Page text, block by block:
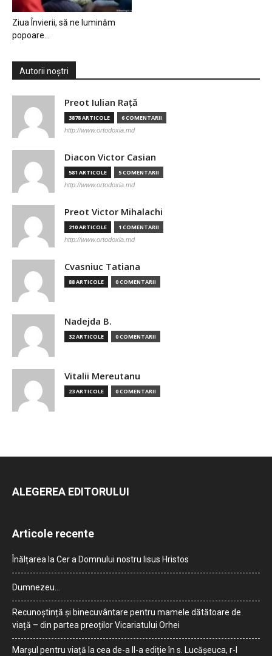
Ziua Învierii, să ne luminăm
popoare…
Autorii noștri
Preot Iulian Raţă
3878 ARTICOLE 6 COMENTARII
http://www.ortodoxia.md
Diacon Victor Casian
581 ARTICOLE 5 COMENTARII
http://www.ortodoxia.md
Preot Victor Mihalachi
210 ARTICOLE 1 COMENTARII
http://www.ortodoxia.md
Cvasniuc Tatiana
88 ARTICOLE 0 COMENTARII
Nadejda B.
32 ARTICOLE 0 COMENTARII
Vitalii Mereutanu
23 ARTICOLE 0 COMENTARII
ALEGEREA EDITORULUI
Articole recente
Înălțarea la Cer a Domnului nostru Iisus Hristos
Dumnezeu…
Recunoștință și binecuvântare pentru mamele dătătoare de
viață – din partea preoților Vicariatului Orhei
Marșul pentru viață la cea de-a II-a ediție în s. Lucășeuca, r-l